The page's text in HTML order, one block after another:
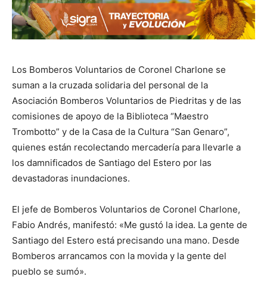
Los Bomberos Voluntarios de Coronel Charlone se
suman a la cruzada solidaria del personal de la
Asociación Bomberos Voluntarios de Piedritas y de las
comisiones de apoyo de la Biblioteca “Maestro
Trombotto” y de la Casa de la Cultura “San Genaro”,
quienes están recolectando mercadería para llevarle a
los damnificados de Santiago del Estero por las
devastadoras inundaciones.
El jefe de Bomberos Voluntarios de Coronel Charlone,
Fabio Andrés, manifestó: «Me gustó la idea. La gente de
Santiago del Estero está precisando una mano. Desde
Bomberos arrancamos con la movida y la gente del
pueblo se sumó».